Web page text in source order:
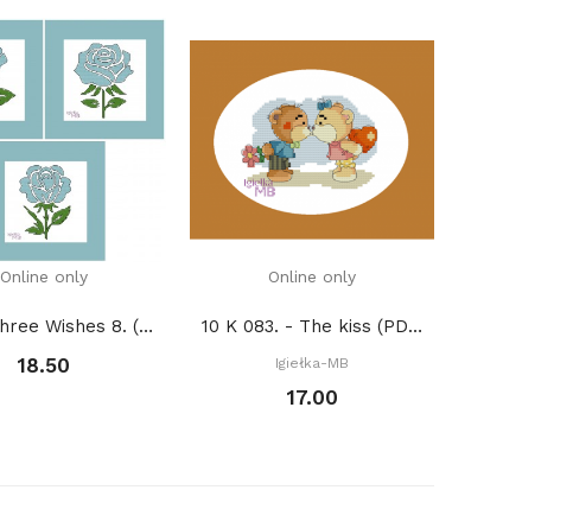
Online only
166. - Three Wishes 8. (PDF)
18.50
Online only
10 K 083. - The kiss (PDF)
Igiełka-MB
17.00